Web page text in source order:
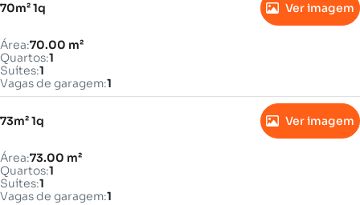
70m² 1q Ver imagem
Área:70.00 m²
Quartos:1
Suítes:1
Vagas de garagem:1
73m² 1q Ver imagem
Área:73.00 m²
Quartos:1
Suítes:1
Vagas de garagem:1